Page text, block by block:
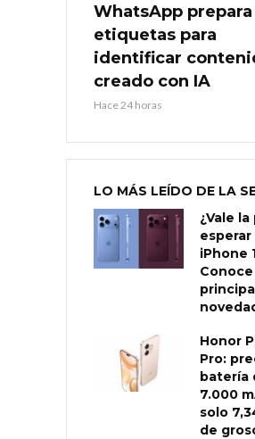
WhatsApp prepara
etiquetas para
identificar
creado con IA
Hace 24 horas
LO MÁS LEÍDO DE LA
¿Vale
esperar
iPhone
Conoce
Honor
Pro:
batería
7.000
solo
de